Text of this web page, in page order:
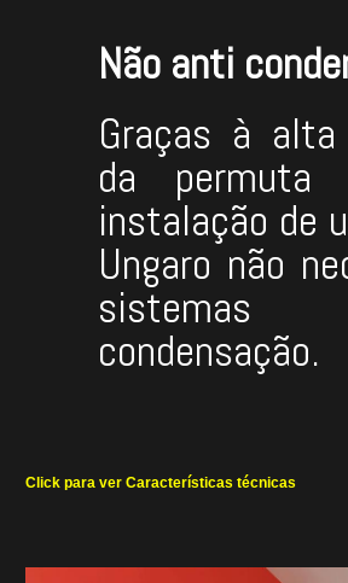
Não anti
Graças à
da permuta
instalação de
Ungaro não
condensação.
Click para ver Características técnicas